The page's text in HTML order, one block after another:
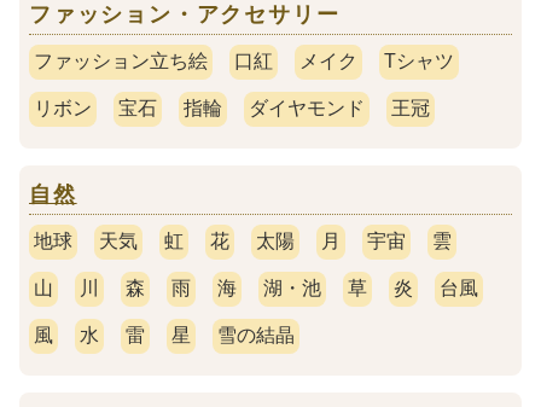
ファッション・アクセサリー
ファッション立ち絵 口紅 メイク Tシャツ
リボン 宝石 指輪 ダイヤモンド 王冠
自然
地球 天気 虹 花 太陽 月 宇宙 雲
山 川 森 雨 海 湖・池 草 炎 台風
風 水 雷 星 雪の結晶